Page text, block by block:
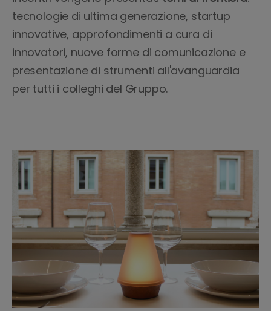
tecnologie di ultima generazione, startup
innovative, approfondimenti a cura di
innovatori, nuove forme di comunicazione e
presentazione di strumenti all'avanguardia
per tutti i colleghi del Gruppo.